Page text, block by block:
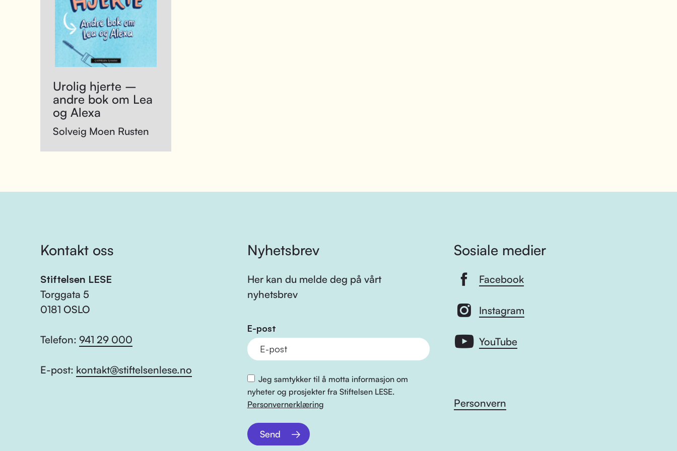
Urolig hjerte –
andre bok om Lea
og Alexa
Solveig Moen Rusten
Kontakt oss
Stiftelsen LESE
Torggata 5
0181 OSLO
Telefon: 941 29 000
E-post: kontakt@stiftelsenlese.no
Nyhetsbrev
Her kan du melde deg på vårt
nyhetsbrev
E-post
Jeg samtykker til å motta informasjon om
nyheter og prosjekter fra Stiftelsen LESE.
Personvernerklæring
Send
Sosiale medier
Facebook
Instagram
YouTube
Personvern